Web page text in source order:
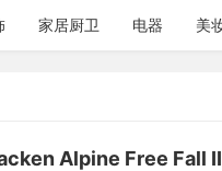
家居厨卫 电器 美
Alpine Free Fall